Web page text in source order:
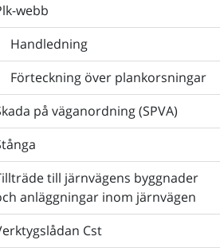
webb
Handledning
Förteckning över plankorsningar
på väganordning (SPVA)
till järnvägens byggnader
anläggningar inom järnvägen
Cst